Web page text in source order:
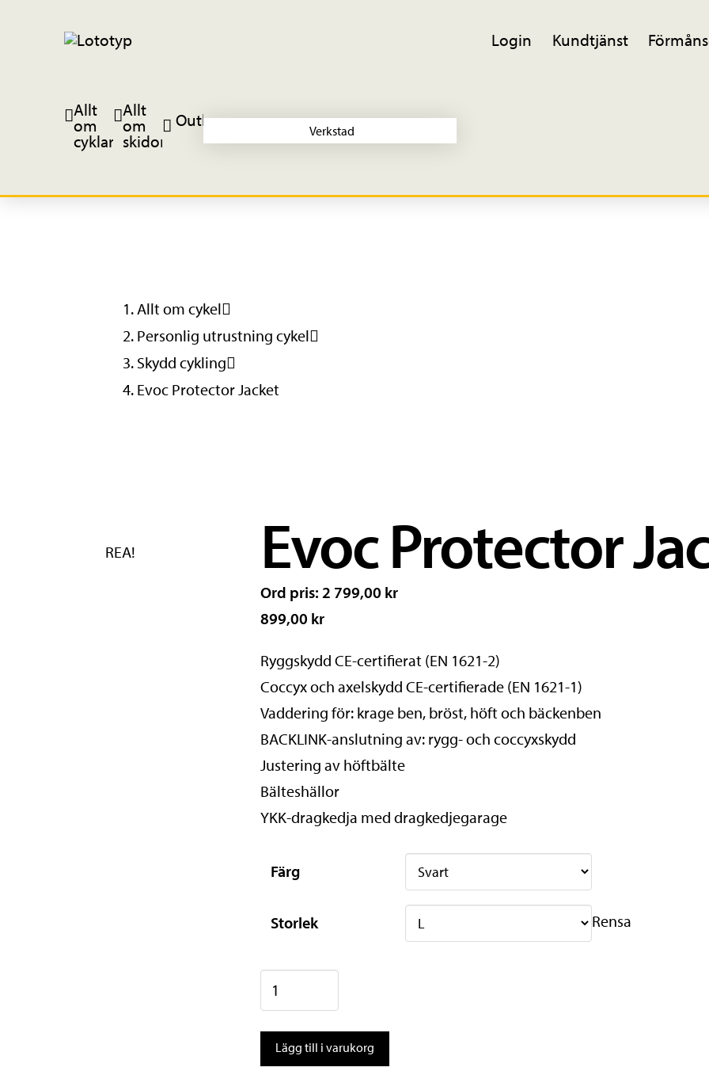
Login Kundtjänst
Allt
om
cyklar
Allt
om
skidor
Outlet
Verkstad
Allt om cykel
Personlig utrustning cykel
Skydd cykling
Evoc Protector Jacket
REA! Evoc Protector
Ord pris: 2 799,00 kr
899,00 kr
Ryggskydd CE-certifierat (EN 1621-2)
Coccyx och axelskydd CE-certifierade (EN 1621-1)
Vaddering för: krage ben, bröst, höft och bäckenben
BACKLINK-anslutning av: rygg- och coccyxskydd
Justering av höftbälte
Bälteshällor
YKK-dragkedja med dragkedjegarage
Färg
Storlek Rensa
Evoc
Protector
Jacket
mängd
Lägg till i varukorg